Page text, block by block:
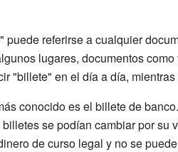
puede referirse a cualquier
lugares, documentos
"billete" en el día a día,
conocido es el billete de
se podían cambiar por
de curso legal y no se